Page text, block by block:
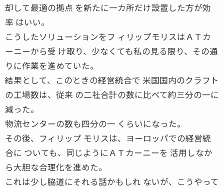
却して最適の拠点 を新たに一カ所だけ設置した方が効
率 はいい。
こうしたソリューションをフ ィリップモリスはＡＴカ
ーニーから受 け取り、少なくても私の見る限り、その通
りに作業を進めていた。
結果として、このときの経営統合で 米国国内のクラフト
の工場数は、従来 の二社合計の数に比べて約三分の一に
減った。
物流センターの数も四分の一 くらいになった。
その後、フィリップ モリスは、ヨーロッパでの経営統
合に ついても、同じようにＡＴカーニーを 活用しなか
ら大胆な合理化を進めた。
これは少し脇道にそれる話かもしれ ないが、こうやって